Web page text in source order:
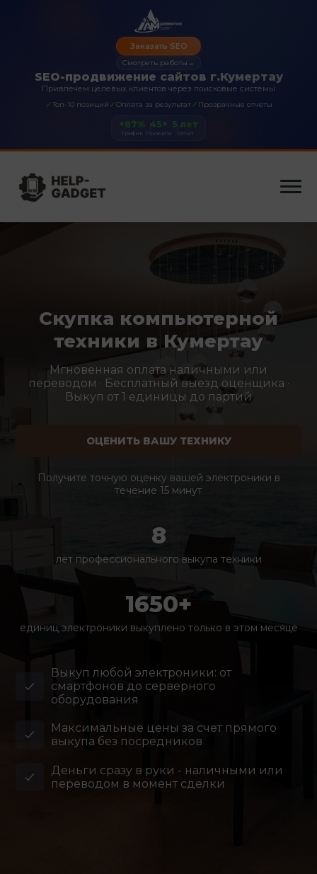
SEO-продвижение сайтов г.Кумертау
Привлечем целевых клиентов через поисковые системы
✓Топ-10 позиций ✓Оплата за результат✓ Прозрачные отчеты
Заказать SEO
Смотреть работы →
+87%
Трафик
45+
Проекты
5 лет
Опыт
Скупка компьютерной
техники в Кумертау
Мгновенная оплата наличными или
переводом · Бесплатный выезд оценщика ·
Выкуп от 1 единицы до партий
ОЦЕНИТЬ ВАШУ ТЕХНИКУ
Получите точную оценку вашей электроники в
течение 15 минут
8
лет профессионального выкупа техники
1650+
единиц электроники выкуплено только в этом месяце
Выкуп любой электроники: от
смартфонов до серверного
оборудования
Максимальные цены за счет прямого
выкупа без посредников
Деньги сразу в руки - наличными или
переводом в момент сделки